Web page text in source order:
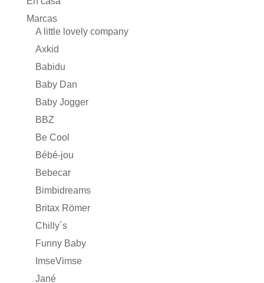
Marcas
A little lovely company
Axkid
Babidu
Baby Dan
Baby Jogger
BBZ
Be Cool
Bébé-jou
Bebecar
Bimbidreams
Britax Römer
Chilly´s
Funny Baby
ImseVimse
Jané